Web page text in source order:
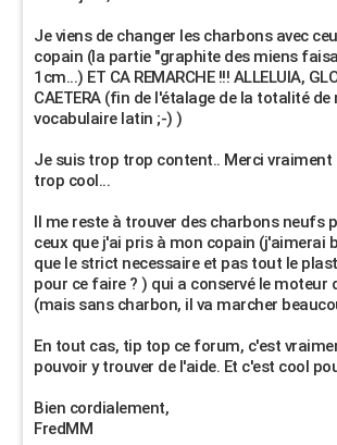
Je viens de changer les charbons avec
copain (la partie "graphite des miens
1cm...) ET CA REMARCHE !!! ALLELUIA,
CAETERA (fin de l'étalage de la totalité de
vocabulaire latin ;-) )
Je suis trop trop content.. Merci
trop cool...
Il me reste à trouver des charbons neufs
ceux que j'ai pris à mon copain (j'aimerai
que le strict necessaire et pas tout le
pour ce faire ? ) qui a conservé le moteur
(mais sans charbon, il va marcher
En tout cas, tip top ce forum, c'est
pouvoir y trouver de l'aide. Et c'est cool
Bien cordialement,
FredMM